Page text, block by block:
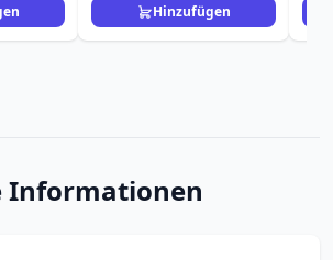
Hinzufügen
Informationen